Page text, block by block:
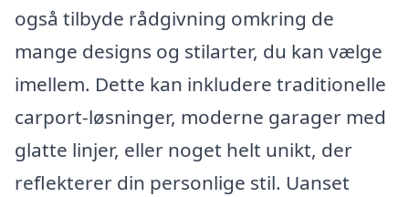
også tilbyde rådgivning omkring de
mange designs og stilarter, du kan vælge
imellem. Dette kan inkludere traditionelle
carport-løsninger, moderne garager med
glatte linjer, eller noget helt unikt, der
reflekterer din personlige stil. Uanset